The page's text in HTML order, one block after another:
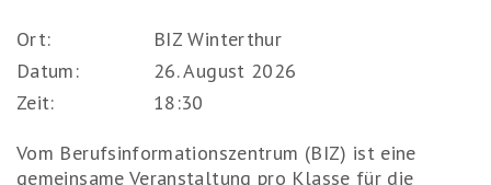
Ort:
BIZ Winterthur
Datum:
26. August 2026
Zeit:
18:30
Vom Berufsinformationszentrum (BIZ) ist eine
gemeinsame Veranstaltung pro Klasse für die